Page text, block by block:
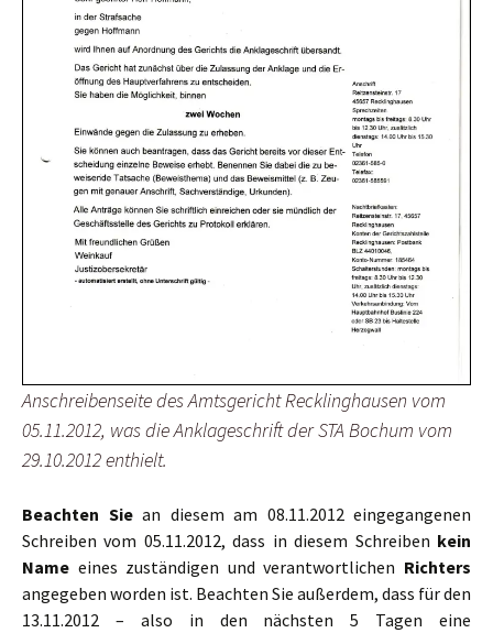
Anschreibenseite des Amtsgericht Recklinghausen vom
05.11.2012, was die Anklageschrift der STA Bochum vom
29.10.2012 enthielt.
Beachten Siean diesem am 08.11.2012 eingegangenen
Schreiben vom 05.11.2012, dass in diesem Schreiben kein
Name eines zuständigen und verantwortlichen Richters
angegeben worden ist. Beachten Sie außerdem, dass für den
13.11.2012 – also in den nächsten 5 Tagen eine